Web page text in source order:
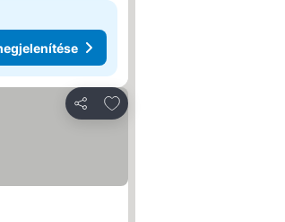
Megosztás
Hozzáadás a kedvencekhez